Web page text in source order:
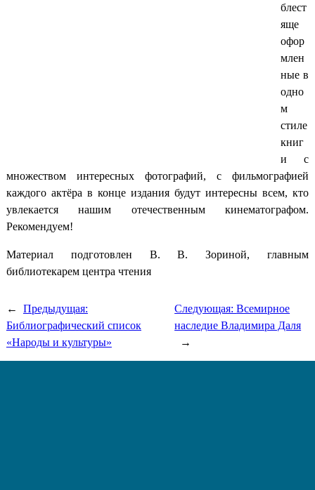
блест
яще
офор
млен
ные в
одно
м
стиле
книг
и с
множеством интересных фотографий, с фильмографией
каждого актёра в конце издания будут интересны всем, кто
увлекается нашим отечественным кинематографом.
Рекомендуем!
Материал подготовлен В. В. Зориной, главным
библиотекарем центра чтения
←
Предыдущая:
Библиографический список
«Народы и культуры»
Следующая:Всемирное
наследие Владимира Даля
→